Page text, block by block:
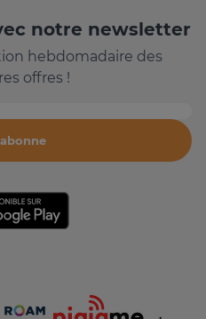
notre newsletter
hebdomadaire des
offres !